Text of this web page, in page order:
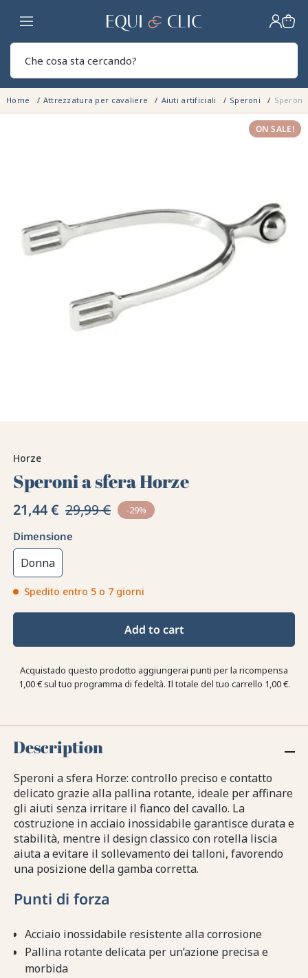
Casa
Home Attrezzatura per cavaliere Aiuti artificiali Speroni Speroni
ON SALE!
Horze
Speroni a sfera Horze
21,44 € 29,99 € -29%
Dimensione
Donna
Spedito entro 5 o 7 giorni
Add to cart
Acquistado questo prodotto aggiungerai punti per la ricompensa
1,00 €sul tuo programma di fedeltà. Il totale del tuo carrello 1,00 €.
Description
Speroni a sfera Horze: controllo preciso e contatto
delicato grazie alla pallina rotante, ideale per affinare
gli aiuti senza irritare il fianco del cavallo. La
costruzione in acciaio inossidabile garantisce durata e
stabilità, mentre il design classico con rotella liscia
aiuta a evitare il sollevamento dei talloni, favorendo
una posizione della gamba corretta.
Punti di forza
Acciaio inossidabile resistente alla corrosione
Pallina rotante delicata per un’azione precisa e
morbida